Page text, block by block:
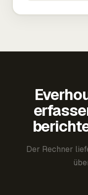
Der Rechner